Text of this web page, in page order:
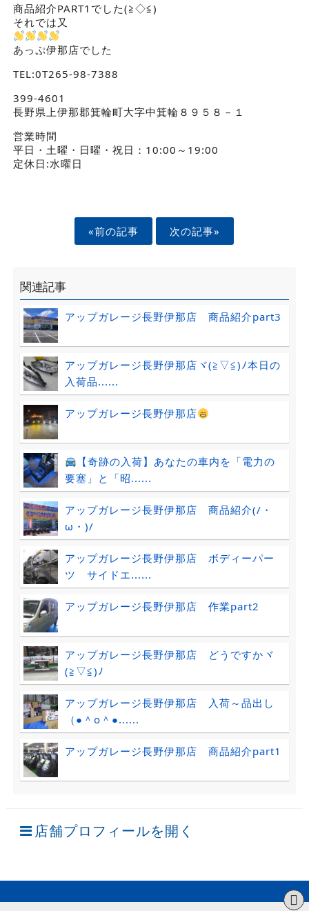
商品紹介PART1でした(≧◇≦)
それでは又
あっぷ伊那店でした
TEL:0T265-98-7388
399-4601
長野県上伊那郡箕輪町大字中箕輪８９５８－１
営業時間
平日・土曜・日曜・祝日：10:00～19:00
定休日:水曜日
«前の記事 次の記事»
関連記事
アップガレージ長野伊那店 商品紹介part3
アップガレージ長野伊那店ヾ(≧▽≦)ﾉ本日の
入荷品......
アップガレージ長野伊那店
【奇跡の入荷】あなたの車内を「電力の
要塞」と「昭......
アップガレージ長野伊那店 商品紹介(/・
ω・)/
アップガレージ長野伊那店 ボディーパー
ツ サイドエ......
アップガレージ長野伊那店 作業part2
アップガレージ長野伊那店 どうですかヾ
(≧▽≦)ﾉ
アップガレージ長野伊那店 入荷～品出し
（●＾o＾●......
アップガレージ長野伊那店 商品紹介part1
店舗プロフィールを開く